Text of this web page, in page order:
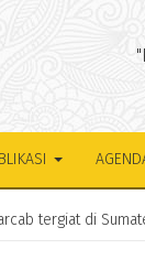
tergiat di